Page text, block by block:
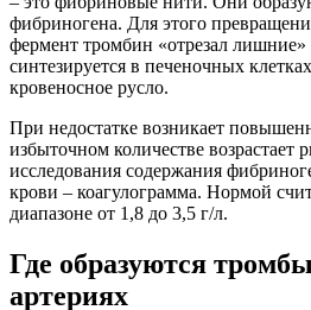
фибриногена. Для этого
фермент тромбин «отрезал
синтезируется в печеночных
кровеносное русло.
При недостатке возникает
избыточном количестве возрастает
исследования содержания
крови – коагулограмма. Нормой
диапазоне от 1,8 до 3,5 г/л.
Где образуются
артериях